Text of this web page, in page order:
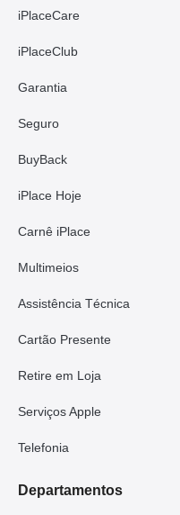
iPlaceCare
iPlaceClub
Garantia
Seguro
BuyBack
iPlace Hoje
Carnê iPlace
Multimeios
Assistência Técnica
Cartão Presente
Retire em Loja
Serviços Apple
Telefonia
Departamentos